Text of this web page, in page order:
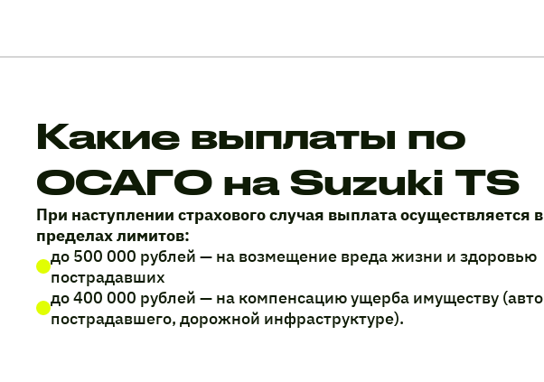
Какие выплаты по
ОСАГО на Suzuki TS
При наступлении страхового случая выплата осуществляется в
пределах лимитов:
до 500 000 рублей — на возмещение вреда жизни и здоровью
пострадавших
до 400 000 рублей — на компенсацию ущерба имуществу (авто
пострадавшего, дорожной инфраструктуре).